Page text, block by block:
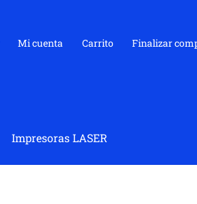
Mi cuenta Carrito Finalizar
Impresoras LASER